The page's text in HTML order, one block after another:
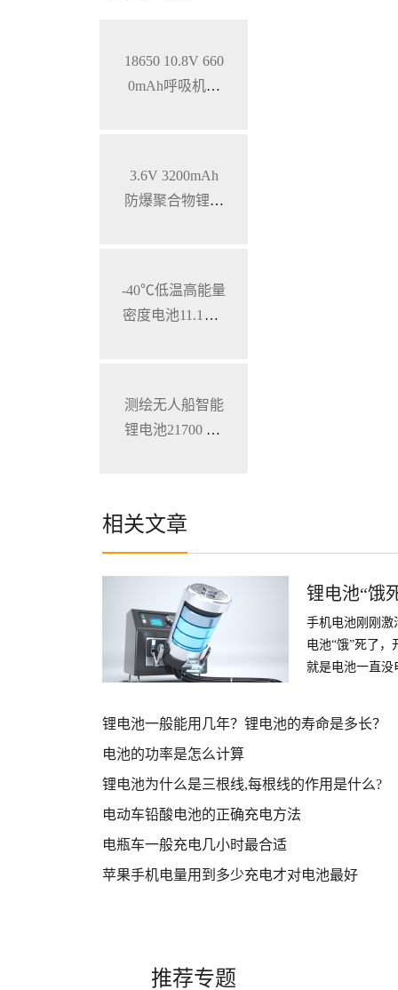
18650 10.8V 660
0mAh呼吸机智
3.6V 3200mAh
防爆聚合物锂电
-40℃低温高能量
密度电池11.1V 7
测绘无人船智能
锂电池21700 28.
相关文章
锂电池“饿
手机电池刚刚激
电池“饿”死了
就是电池一直没
锂电池一般能用几年？锂电池的寿命是多长？
电池的功率是怎么计算
锂电池为什么是三根线,每根线的作用是什么?
电动车铅酸电池的正确充电方法
电瓶车一般充电几小时最合适
苹果手机电量用到多少充电才对电池最好
推荐专题